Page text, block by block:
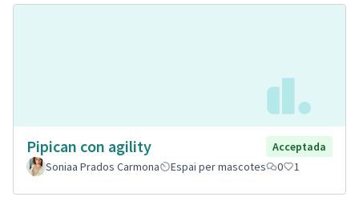
Pipican con agility
Acceptada
Soniaa Prados Carmona
Espai per mascotes 0 1